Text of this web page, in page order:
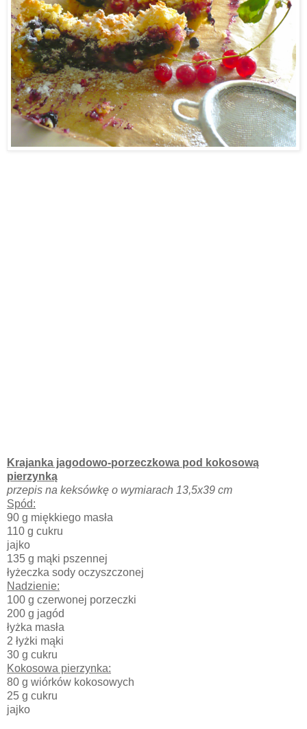
Krajanka jagodowo-porzeczkowa pod kokosową
pierzynką
przepis na keksówkę o wymiarach 13,5x39 cm
Spód:
90 g miękkiego masła
110 g cukru
jajko
135 g mąki pszennej
łyżeczka sody oczyszczonej
Nadzienie:
100 g czerwonej porzeczki
200 g jagód
łyżka masła
2 łyżki mąki
30 g cukru
Kokosowa pierzynka:
80 g wiórków kokosowych
25 g cukru
jajko